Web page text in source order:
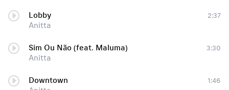
Lobby
Anitta
2:37
Sim Ou Não (feat. Maluma)
Anitta
3:30
Downtown
1:46